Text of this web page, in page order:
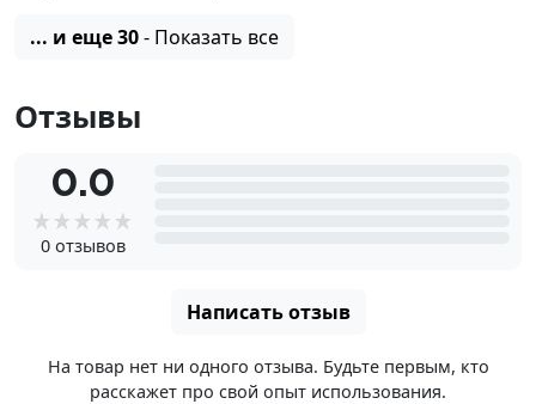
... и еще 30- Показать все
Отзывы
0.0
0 отзывов
Написать отзыв
На товар нет ни одного отзыва. Будьте первым, кто
расскажет про свой опыт использования.